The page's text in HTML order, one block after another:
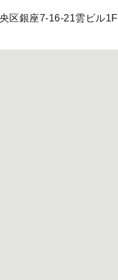
区銀座7-16-21雲ビル1F